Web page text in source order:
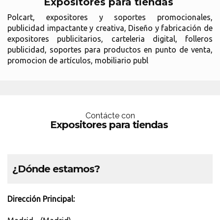
Polcart, expositores y soportes promocionales,
publicidad impactante y creativa, Diseño y fabricación de
expositores publicitarios, carteleria digital, folleros
publicidad, soportes para productos en punto de venta,
promocion de artículos, mobiliario publ
Contácte con
Expositores para tiendas
¿Dónde estamos?
Dirección Principal: